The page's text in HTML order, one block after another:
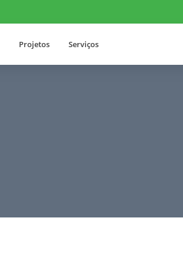
Projetos Serviços